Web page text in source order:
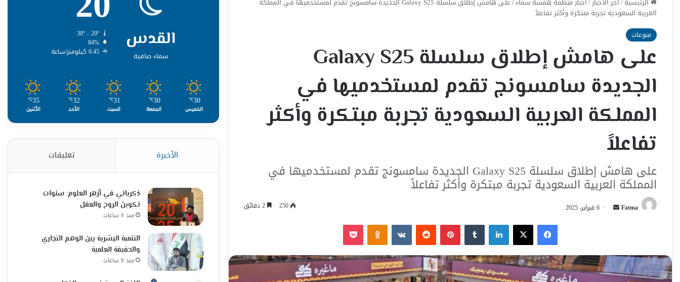
العربية السعودية تجربة مبتكرة وأكثر تفاعلاً
منوعات
على هامش إطلاق سلسلة Galaxy S25
الجديدة سامسونج تقدم لمستخدميها في
المملكة العربية السعودية تجربة مبتكرة وأكثر
تفاعلاً
على هامش إطلاق سلسلة Galaxy S25 الجديدة سامسونج تقدم لمستخدميها في
المملكة العربية السعودية تجربة مبتكرة وأكثر تفاعلاً
Fatma
أرسل 6 فبراير، 2025 250
فيسبوك‫X لينكدإن بينتيريست Odnoklassniki
‫Pocket
القدس
سماء صافية
30º - 20º
84%
0.45 كيلومتر/ساعة
30
℃
الخميس
30
℃
الجمعة
31
℃
السبت
32
℃
الأحد
35
℃
الأثنين
الأخيرة تعليقات
ذكرياتي في أزهر العلوم: سنوات
تكوين الروح والعقل
منذ 8 ساعات
التنمية البشرية بين الوهم التجاري
والحقيقة العلمية
منذ 8 ساعات